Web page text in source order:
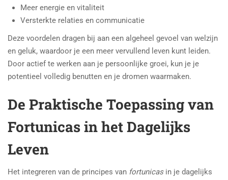
Meer energie en vitaliteit
Versterkte relaties en communicatie
Deze voordelen dragen bij aan een algeheel gevoel van welzijn
en geluk, waardoor je een meer vervullend leven kunt leiden.
Door actief te werken aan je persoonlijke groei, kun je je
potentieel volledig benutten en je dromen waarmaken.
De Praktische Toepassing van
Fortunicas in het Dagelijks
Leven
Het integreren van de principes van fortunicasin je dagelijks